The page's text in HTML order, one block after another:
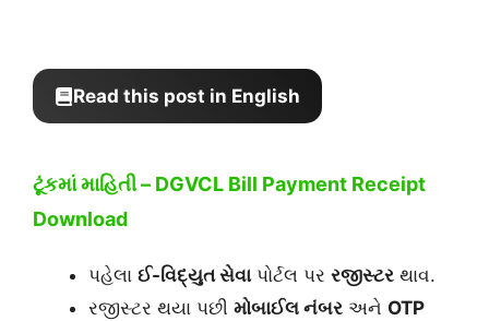
Read this post in English
ટૂંકમાં માહિતી – DGVCL Bill Payment Receipt
Download
પહેલા ઈ-વિદ્યુત સેવાપોર્ટલ પર રજીસ્ટર થાવ.
રજીસ્ટર થયા પછી મોબાઈલ નંબર અને OTP